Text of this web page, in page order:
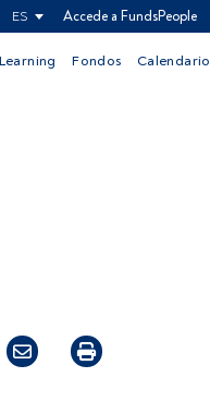
ES Accede a FundsPeople
Learning Fondos Calendario